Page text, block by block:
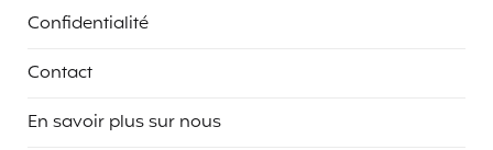
Confidentialité
Contact
En savoir plus sur nous